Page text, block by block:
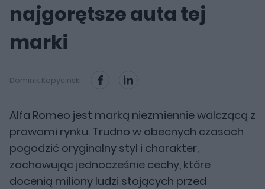
najgorętsze auta tej
marki
Dominik Kopyciński
Alfa Romeo jest marką niezmiennie walczącą z
prawami rynku. Trudno w obecnych czasach
pogodzić oryginalny styl i charakter,
zachowując jednocześnie cechy, które
docenią miliony ludzi stojących przed